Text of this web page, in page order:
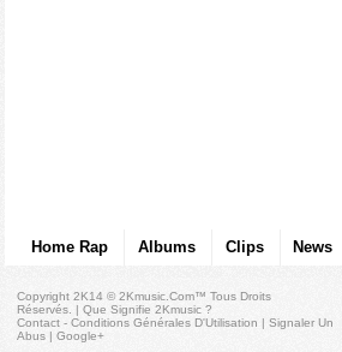
Home Rap Albums Clips News
Copyright 2K14 © 2Kmusic.com™Tous Droits
Réservés . |Que Signifie 2Kmusic ?
Contact - Conditions Générales D'Utilisation |Signaler Un
Abus |Google+